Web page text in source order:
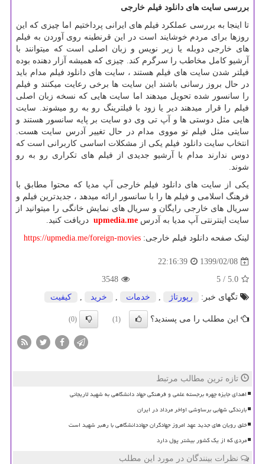
بررسی سایت های دانلود فیلم خارجی
تا اینجا به بررسی عملکرد فیلم های ایرانی پرداختیم اما چیزی که این
روزها برای مردم خوشایند است در این قرنطینه روی آوردن به فیلم
های خارجی دوبله یا زیر نویس و زبان اصلی است که میتوانند با
آرشیو کامل مخاطب را سرگرم کند. چیزی که همیشه آزار دهنده بوده
فیلتر شدن سایت های فیلم هستند ، سایت های دانلود فیلم مدام باید
در حال بروز رسانی باشند این سایت ها برخی رعایت میکنند و فیلم
را سانسور شده تحویل میدهند اما سایت هایی که نسخه زبان اصلی
فیلم را قرار میدهند دیر یا زود با فیلترینگ رو به رو میشوند. سایت
هایی مثل دوستی ها و آپ تی وی دو سایت بر پایه سانسور هستند و
سایتی مثل فیلم تو مووی مدام در حال تغییر آدرس سایت هست.
انتخاب سایت دانلود فیلم یکی از مشکلات اساسی کاربرانی است که
دوس ندارند مدام با آرشیو جدیدی از فیلم های تکراری رو به رو
شوند.
یکی از سایت های دانلود فیلم خارجی آپ مدیا که محتوا مطابق با
فرهنگ اسلامی و فیلم ها را با سانسور ارائه میدهد ، جدیدترین فیلم و
سریال های خارجی رایگان و سریال های نمایش خانگی را میتوانید از
سایت اینترنتی آپ مدیا به آدرس upmedia.me دریافت کنید.
لینک صفحه دانلود فیلم خارجی: https://upmedia.me/foreign-movies
1399/02/08
22:16:39
5.0
/ 5
3548
تگهای خبر:
رپورتاژ , خدمات , خرید , كیفیت
این مطلب را می پسندید؟ (1)
(0)
تازه ترین مطالب مرتبط
اهدای جایزه چهره برجسته علمی و فرهنگی جهاد دانشگاهی به شهید لاریجانی
بارندگی شهابی برساوشی اواخر مرداد در ایران
خلق رویان های جدید عهد امروز جهادگران جهاددانشگاهی با رهبر شهید است
مردی که از یک کشور بیشتر پول دارد
نظرات بینندگان در مورد این مطلب